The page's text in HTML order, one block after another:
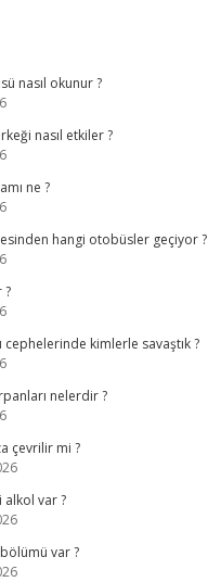
nasıl okunur ?
nasıl etkiler ?
ne ?
hangi otobüsler geçiyor ?
?
cephelerinde kimlerle savaştık ?
nelerdir ?
çevrilir mi ?
var ?
var ?